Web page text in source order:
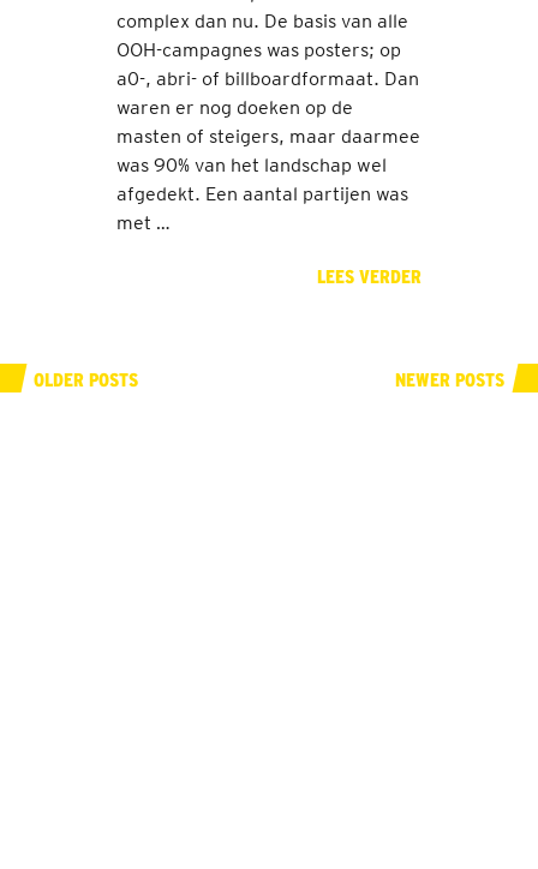
complex dan nu. De basis van alle
OOH-campagnes was posters; op
a0-, abri- of billboardformaat. Dan
waren er nog doeken op de
masten of steigers, maar daarmee
was 90% van het landschap wel
afgedekt. Een aantal partijen was
met …
LEES VERDER
OLDER POSTS NEWER POSTS